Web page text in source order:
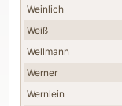
Weinlich
Weiß
Wellmann
Werner
Wernlein